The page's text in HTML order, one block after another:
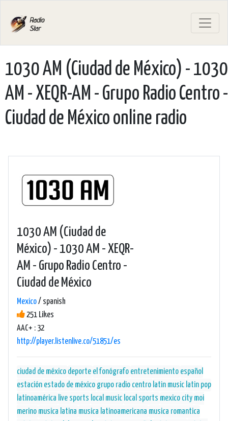
1030 AM (Ciudad de México) - 1030
AM - XEQR-AM - Grupo Radio Centro -
Ciudad de México online radio
1030 AM (Ciudad de
México) - 1030 AM - XEQR-
AM - Grupo Radio Centro -
Ciudad de México
Mexico/ spanish
251 Likes
AAC+ : 32
http://player.listenlive.co/51851/es
ciudad de méxico deporte el fonógrafo entretenimiento español
estación estado de méxico grupo radio centro latin music latin pop
latinoamérica live sports local music local sports mexico city moi
merino musica latina musica latinoamericana musica romantica